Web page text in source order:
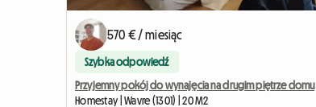
570 € / miesiąc
Szybka odpowiedź
Przyjemny pokój do wynajęcia na drugim piętrze domu
Homestay | Wavre (1301) | 20 M2